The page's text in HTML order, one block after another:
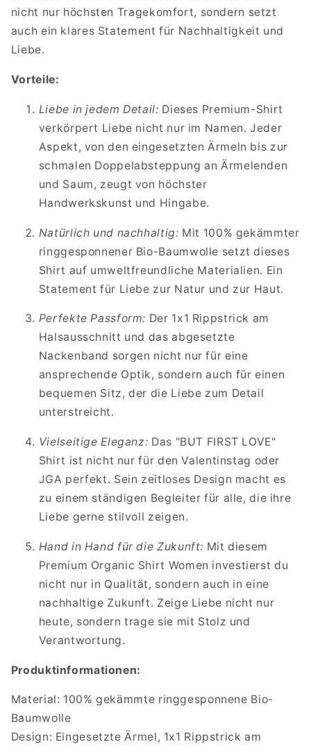
nicht nur höchsten Tragekomfort, sondern setzt
auch ein klares Statement für Nachhaltigkeit und
Liebe.
Vorteile:
Liebe in jedem Detail: Dieses Premium-Shirt
verkörpert Liebe nicht nur im Namen. Jeder
Aspekt, von den eingesetzten Ärmeln bis zur
schmalen Doppelabsteppung an Ärmelenden
und Saum, zeugt von höchster
Handwerkskunst und Hingabe.
Natürlich und nachhaltig: Mit 100% gekämmter
ringgesponnener Bio-Baumwolle setzt dieses
Shirt auf umweltfreundliche Materialien. Ein
Statement für Liebe zur Natur und zur Haut.
Perfekte Passform: Der 1x1 Rippstrick am
Halsausschnitt und das abgesetzte
Nackenband sorgen nicht nur für eine
ansprechende Optik, sondern auch für einen
bequemen Sitz, der die Liebe zum Detail
unterstreicht.
Vielseitige Eleganz: Das "BUT FIRST LOVE"
Shirt ist nicht nur für den Valentinstag oder
JGA perfekt. Sein zeitloses Design macht es
zu einem ständigen Begleiter für alle, die ihre
Liebe gerne stilvoll zeigen.
Hand in Hand für die Zukunft: Mit diesem
Premium Organic Shirt Women investierst du
nicht nur in Qualität, sondern auch in eine
nachhaltige Zukunft. Zeige Liebe nicht nur
heute, sondern trage sie mit Stolz und
Verantwortung.
Produktinformationen:
Material: 100% gekämmte ringgesponnene Bio-
Baumwolle
Design: Eingesetzte Ärmel, 1x1 Rippstrick am